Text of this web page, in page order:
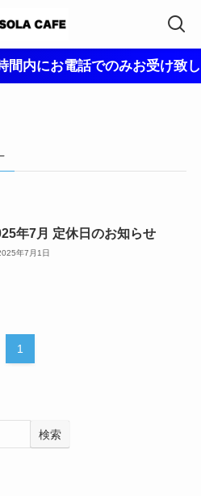
内にお電話でのみお受け致し
年7月 定休日のお知らせ
年7月1日
1
検索